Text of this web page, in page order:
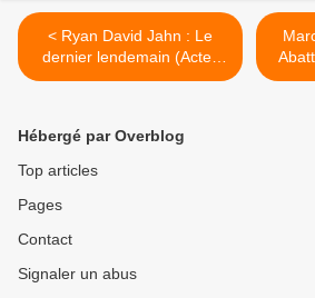
< Ryan David Jahn : Le
dernier lendemain (Actes
Noirs, 2014)
Hébergé par Overblog
Top articles
Pages
Contact
Signaler un abus